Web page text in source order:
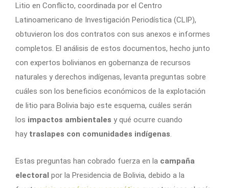
Litio en Conflicto, coordinada por el Centro
Latinoamericano de Investigación Periodística (CLIP),
obtuvieron los dos contratos con sus anexos e informes
completos. El análisis de estos documentos, hecho junto
con expertos bolivianos en gobernanza de recursos
naturales y derechos indígenas, levanta preguntas sobre
cuáles son los beneficios económicos de la explotación
de litio para Bolivia bajo este esquema, cuáles serán
los impactos ambientales y qué ocurre cuando
hay traslapes con comunidades indígenas.
Estas preguntas han cobrado fuerza en la campaña
electoral por la Presidencia de Bolivia, debido a la